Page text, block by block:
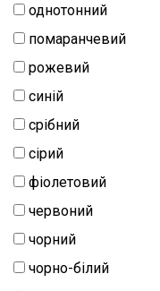
однотонний
помаранчевий
рожевий
синій
срібний
сірий
фіолетовий
червоний
чорний
чорно-білий